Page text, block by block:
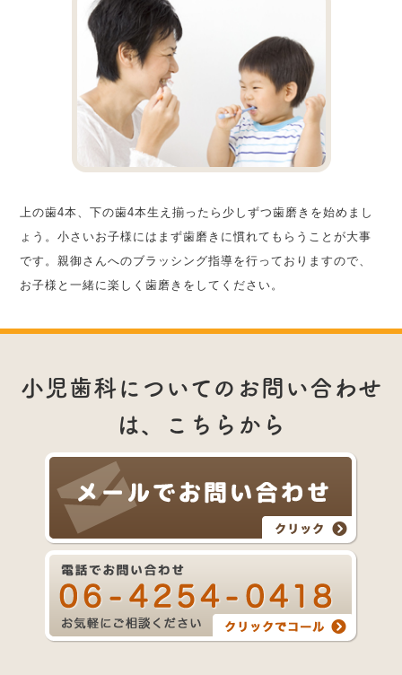
上の歯4本、下の歯4本生え揃ったら少しずつ歯磨きを始めまし
ょう。小さいお子様にはまず歯磨きに慣れてもらうことが大事
です。親御さんへのブラッシング指導を行っておりますので、
お子様と一緒に楽しく歯磨きをしてください。
小児歯科についてのお問い合わせ
は、こちらから